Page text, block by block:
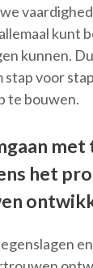
kunt
kunnen.
stap voor
te bouwen.
met
het